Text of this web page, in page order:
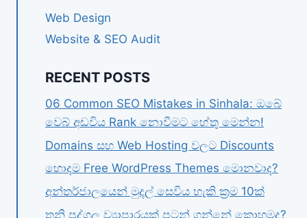
Web Design
Website & SEO Audit
RECENT POSTS
06 Common SEO Mistakes in Sinhala: ඔබේ
වෙබ් අඩවිය Rank නොවීමට හේතු මෙන්න!
Domains සහ Web Hosting වලට Discounts
හොදම Free WordPress Themes මොනවාද?
අන්තර්ජාලයෙන් මුදල් සෙවිය හැකි ක්‍රම 10ක්
තනි පුද්ගල ව්‍යාපාරයක් පටන් ගන්නේ කොහමද?